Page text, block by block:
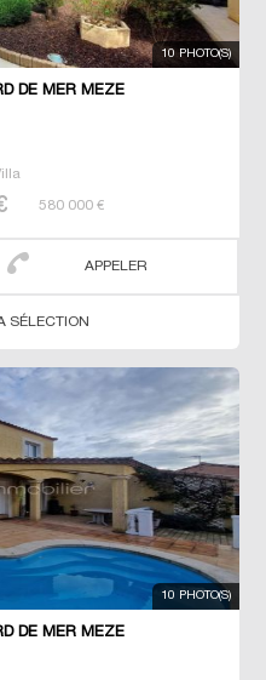
10 PHOTO(S)
DE MER MEZE
580 000 €
APPELER
SÉLECTION
10 PHOTO(S)
DE MER MEZE